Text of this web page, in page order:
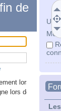
Mot
de
lors de
lors de cette